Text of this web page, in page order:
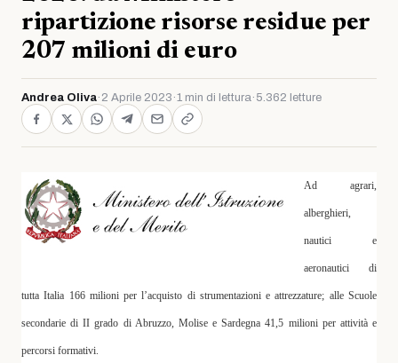
ripartizione risorse residue per
207 milioni di euro
Andrea Oliva· 2 Aprile 2023 ·1 min di lettura· 5.362 letture
Ad agrari,
alberghieri,
nautici e
aeronautici di
tutta Italia 166 milioni per l’acquisto di strumentazioni e attrezzature; alle Scuole
secondarie di II grado di Abruzzo, Molise e Sardegna 41,5 milioni per attività e
percorsi formativi.